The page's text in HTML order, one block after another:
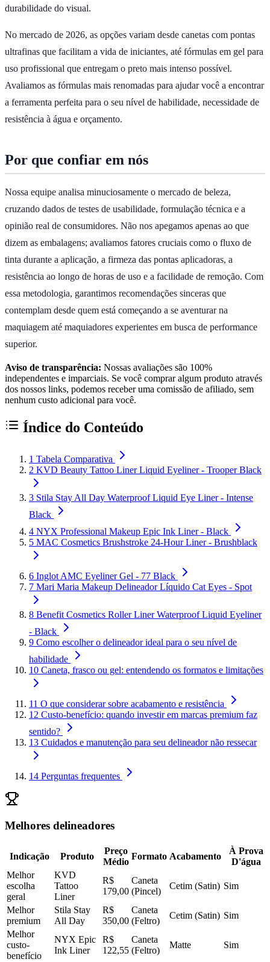
durabilidade do visual.
No mercado de 2026, as opções variam desde canetas com pontas
ultrafinas que facilitam a vida de iniciantes, até fórmulas em gel para
uso profissional que entregam o preto mais intenso possível.
Avaliamos as fórmulas mais renomadas para ajudar você a encontrar
a ferramenta perfeita para o seu nível de habilidade, necessidade de
resistência à água e orçamento.
Por que confiar em nós
Nossa equipe analisa minuciosamente o mercado de beleza,
cruzando dados de testes de usabilidade, formulação técnica e a
opinião real de consumidores. Não nos apegamos apenas ao que
dizem as embalagens; avaliamos fatores cruciais como o fluxo de
tinta durante a aplicação, a firmeza das pontas aplicadoras, a
resistência ao longo de horas de uso e a facilidade de remoção. Com
essa metodologia, garantimos recomendações sinceras que
contemplam desde quem está começando a se aventurar na
maquiagem até maquiadores experientes em busca de performance
superior.
Aviso de transparência: Nossas avaliações são 100%
independentes e imparciais. Se você comprar algum produto através
dos nossos links, podemos receber uma comissão de afiliado, sem
nenhum custo adicional para você.
Índice do Conteúdo
1 Tabela Comparativa
2 KVD Beauty Tattoo Liner Liquid Eyeliner - Trooper Black
3 Stila Stay All Day Waterproof Liquid Eye Liner - Intense
Black
4 NYX Professional Makeup Epic Ink Liner - Black
5 MAC Cosmetics Brushstroke 24-Hour Liner - Brushblack
6 Inglot AMC Eyeliner Gel - 77 Black
7 Mari Maria Makeup Delineador Líquido Cat Eyes - Spot
8 Benefit Cosmetics Roller Liner Waterproof Liquid Eyeliner
- Black
9 Como escolher o delineador ideal para o seu nível de
habilidade
10 Caneta, frasco ou gel: entendendo os formatos e limitações
11 O que considerar sobre acabamento e resistência
12 Custo-benefício: quando investir em marcas premium faz
sentido?
13 Cuidados e manutenção para seu delineador não ressecar
14 Perguntas frequentes
Melhores delineadores
Indicação Produto
Preço
Médio
Formato Acabamento
À Prova
D'água
Melhor
escolha
geral
KVD
Tattoo
Liner
R$
179,00
Caneta
(Pincel)
Cetim (Satin) Sim
Melhor
premium
Stila Stay
All Day
R$
350,00
Caneta
(Feltro)
Cetim (Satin) Sim
Melhor
custo-
benefício
NYX Epic
Ink Liner
R$
122,55
Caneta
(Feltro)
Matte Sim